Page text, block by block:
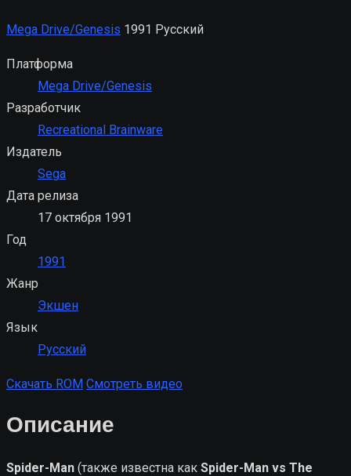
Mega Drive/Genesis 1991 Русский
Платформа
Mega Drive/Genesis
Разработчик
Recreational Brainware
Издатель
Sega
Дата релиза
17 октября 1991
Год
1991
Жанр
Экшен
Язык
Русский
Скачать ROM Смотреть видео
Описание
Spider-Man (также известна как Spider-Man vs The